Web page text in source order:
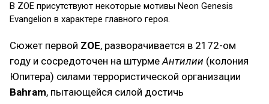
В ZOE присутствуют некоторые мотивы Neon Genesis
Evangelion в характере главного героя.
Сюжет первой ZOE, разворачивается в 2172-ом
году и сосредоточен на штурмеАнтилии (колония
Юпитера) силами террористической организации
Bahram, пытающейся силой достичь